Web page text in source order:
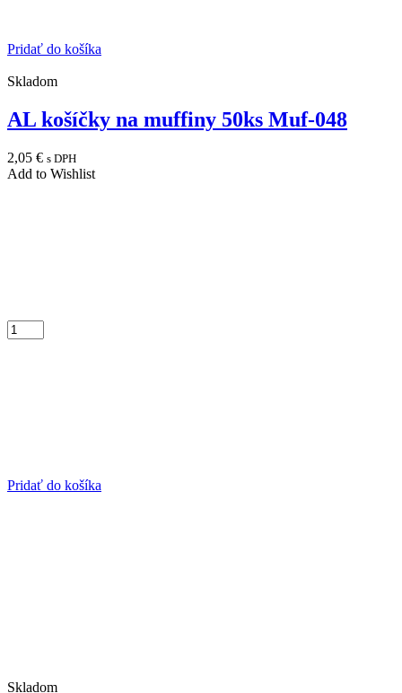
Pridať do košíka
Skladom
AL košíčky na muffiny 50ks Muf-048
2,05 € s DPH
Add to Wishlist
Pridať do košíka
Skladom